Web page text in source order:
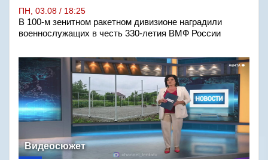
ПН, 03.08 / 18:25
В 100-м зенитном ракетном дивизионе наградили
военнослужащих в честь 330-летия ВМФ России
Видеосюжет